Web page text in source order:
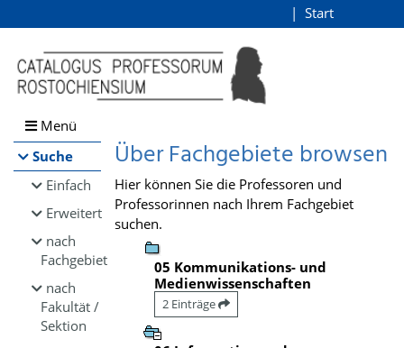
Browsen
direkt zum Inhalt
Start
Menü
Suche
Einfach
Erweitert
nach
Fachgebiet
nach
Fakultät /
Sektion
Über Fachgebiete browsen
Hier können Sie die Professoren und
Professorinnen nach Ihrem Fachgebiet
suchen.
05 Kommunikations- und
Medienwissenschaften
2 Einträge